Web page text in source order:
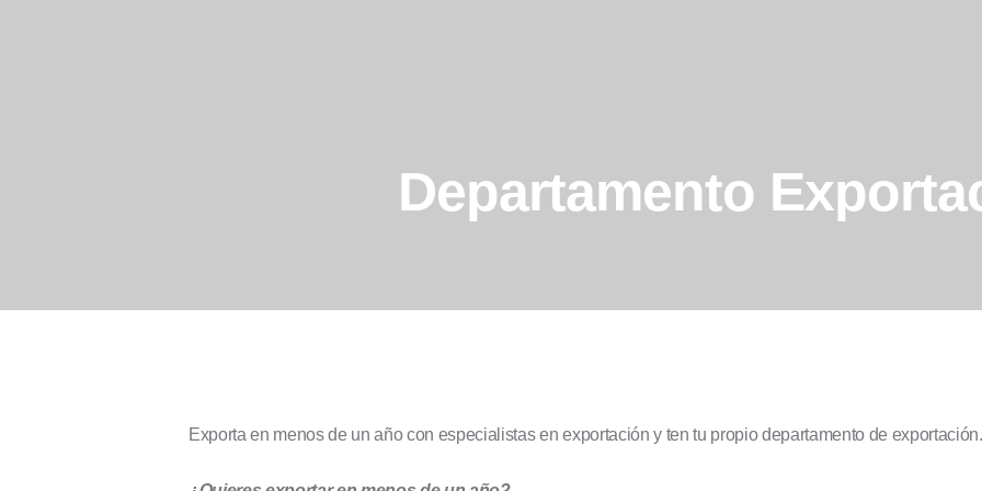
Departamento
Contacto
Exporta en menos de un año con especialistas en exportación y ten tu propio departamento de exportación.